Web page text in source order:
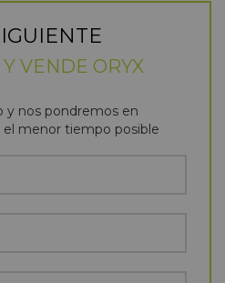
Y VENDE ORYX
y nos pondremos en
menor tiempo posible